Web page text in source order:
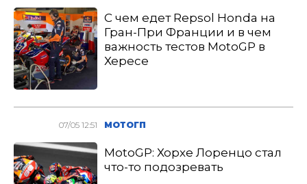
С чем едет Repsol Honda на
Гран-При Франции и в чем
важность тестов MotoGP в
Хересе
07/05 12:51 МОТОГП
MotoGP: Хорхе Лоренцо стал
что-то подозревать